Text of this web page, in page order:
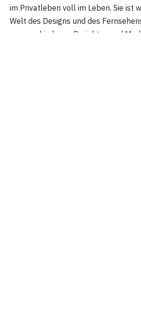
im Privatleben voll im Leben. Sie ist
Welt des Designs und des
an verschiedenen Projekten und